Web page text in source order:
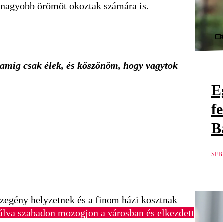
örömöt okoztak számára is.
csak élek, és köszönöm, hogy vagytok
helyzetnek és a finom házi kosztnak
szabadon mozogjon a városban és elkezdett